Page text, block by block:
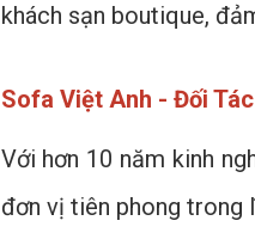
khách sạn boutique,
Sofa Việt Anh - Đối
Với hơn 10 năm kinh
đơn vị tiên phong trong